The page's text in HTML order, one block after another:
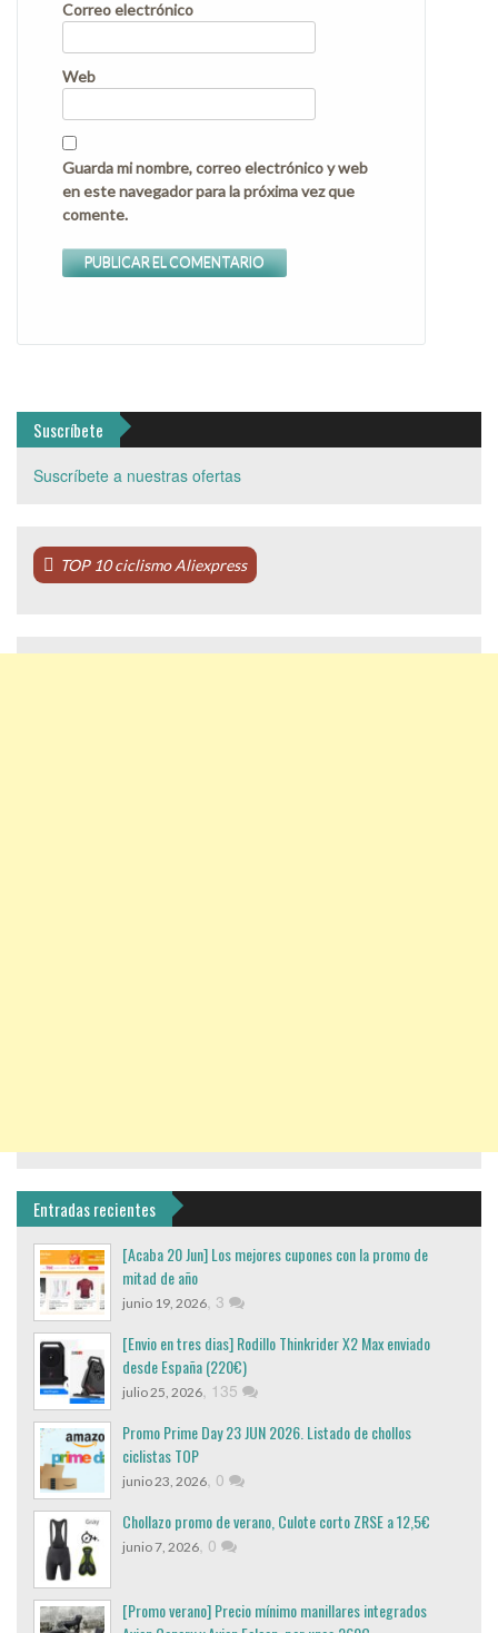
Correo electrónico
Web
Guarda mi nombre, correo electrónico y web
en este navegador para la próxima vez que
comente.
Suscríbete
Suscríbete a nuestras ofertas
TOP 10 ciclismo Aliexpress
Entradas recientes
[Acaba 20 Jun] Los mejores cupones con la promo de
mitad de año
junio 19, 2026 3
[Envio en tres dias] Rodillo Thinkrider X2 Max enviado
desde España (220€)
julio 25, 2026 135
Promo Prime Day 23 JUN 2026. Listado de chollos
ciclistas TOP
junio 23, 2026 0
Chollazo promo de verano, Culote corto ZRSE a 12,5€
junio 7, 2026 0
[Promo verano] Precio mínimo manillares integrados